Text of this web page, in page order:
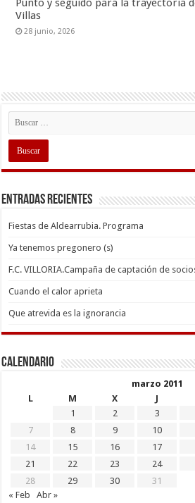
Punto y seguido para la trayectoria
Villas
28 junio, 2026
Entradas recientes
Fiestas de Aldearrubia. Programa
Ya tenemos pregonero (s)
F.C. VILLORIA.Campaña de captación de
Cuando el calor aprieta
Que atrevida es la ignorancia
Calendario
marzo 2011
L
M X J
1
2 3
7
8 9 10
14
15 16 17
21
22 23 24
28
29 30
31
« Feb
Abr »